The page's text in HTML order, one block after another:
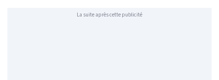
La suite après cette publicité